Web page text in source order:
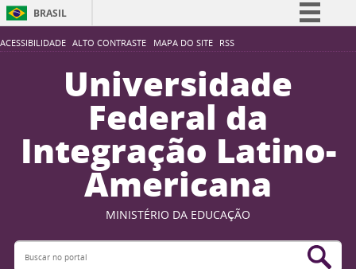
ACESSIBILIDADE ALTO CONTRASTE MAPA DO SITE RSS
BRASIL
Simplifique!
Participe
Acesso à informação
Legislação
Canais
Universidade
Federal da
Integração Latino-
Americana
MINISTÉRIO DA EDUCAÇÃO
Buscar no portal